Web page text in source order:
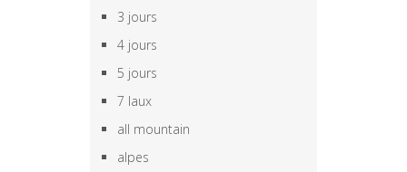
3 jours
4 jours
5 jours
7 laux
all mountain
alpes